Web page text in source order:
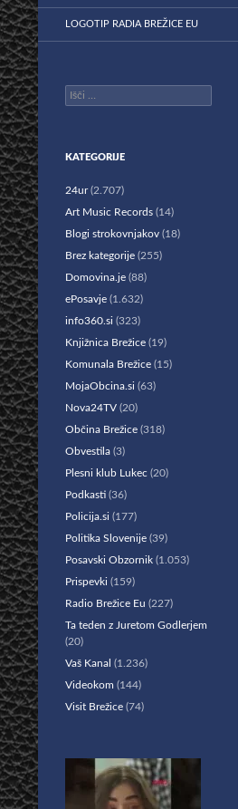
LOGOTIP RADIA BREŽICE EU
Išči:
KATEGORIJE
24ur(2.707)
Art Music Records (14)
Blogi strokovnjakov (18)
Brez kategorije (255)
Domovina.je (88)
ePosavje (1.632)
info360.si (323)
Knjižnica Brežice (19)
Komunala Brežice (15)
MojaObcina.si (63)
Nova24TV (20)
Občina Brežice (318)
Obvestila (3)
Plesni klub Lukec (20)
Podkasti (36)
Policija.si (177)
Politika Slovenije (39)
Posavski Obzornik (1.053)
Prispevki (159)
Radio Brežice Eu (227)
Ta teden z Juretom Godlerjem
(20)
Vaš Kanal (1.236)
Videokom (144)
Visit Brežice (74)